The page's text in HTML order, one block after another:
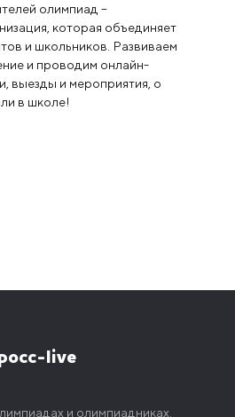
олимпиад –
которая объединяет
и школьников. Развиваем
и проводим онлайн-
выезды и мероприятия, о
в школе!
live
и олимпиадниках.